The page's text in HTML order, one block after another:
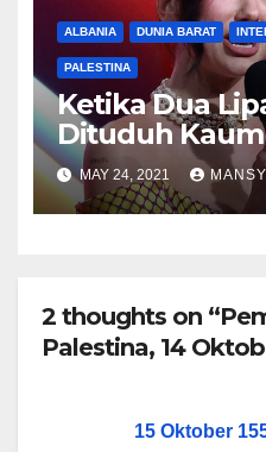
ALBANIA DUNIA BARAT
PALESTINA
Ketika Dua
Dituduh
MAY 24, 2021
2 thoughts on
Palestina, 14
15 Oktober